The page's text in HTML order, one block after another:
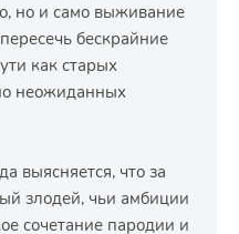
но и само выживание
бескрайние
как старых
неожиданных
выясняется, что за
злодей, чьи амбиции
сочетание пародии и